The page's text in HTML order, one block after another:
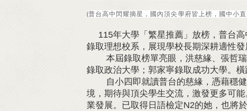
(普台高中閃耀摘星，國內頂尖學府皆上榜，國中小
115年大學「繁星推薦」放榜，普台
錄取理想校系，展現學校長期深耕適性發
本屆錄取榜單亮眼，洪慈緣、張哲瑞
錄取政治大學；郭家寧錄取成功大學。
自小四即就讀普台的慈緣，憑藉穩健
境，期待與頂尖學生交流，激發更多可
業發展。已取得日語檢定N2的她，也將